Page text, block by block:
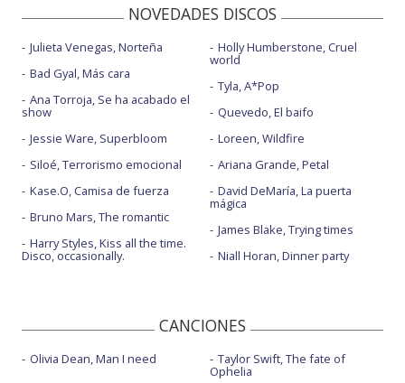
NOVEDADES DISCOS
Julieta Venegas, Norteña
Bad Gyal, Más cara
Ana Torroja, Se ha acabado el
show
Jessie Ware, Superbloom
Siloé, Terrorismo emocional
Kase.O, Camisa de fuerza
Bruno Mars, The romantic
Harry Styles, Kiss all the time.
Disco, occasionally.
Holly Humberstone, Cruel
world
Tyla, A*Pop
Quevedo, El baifo
Loreen, Wildfire
Ariana Grande, Petal
David DeMaría, La puerta
mágica
James Blake, Trying times
Niall Horan, Dinner party
CANCIONES
Olivia Dean, Man I need Taylor Swift, The fate of
Ophelia